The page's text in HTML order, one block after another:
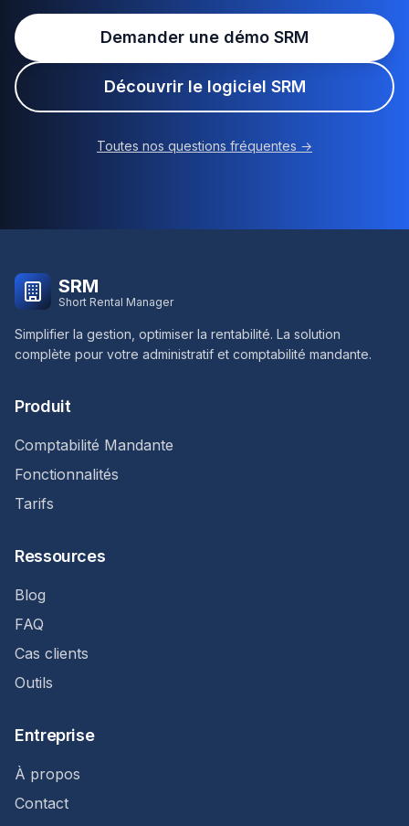
Demander une démo SRM
Découvrir le logiciel SRM
Toutes nos questions fréquentes →
SRM
Short Rental Manager
Simplifier la gestion, optimiser la rentabilité. La solution
complète pour votre administratif et comptabilité mandante.
Produit
Comptabilité Mandante
Fonctionnalités
Tarifs
Ressources
Blog
FAQ
Cas clients
Outils
Entreprise
À propos
Contact